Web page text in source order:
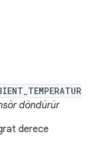
döndürür
derece